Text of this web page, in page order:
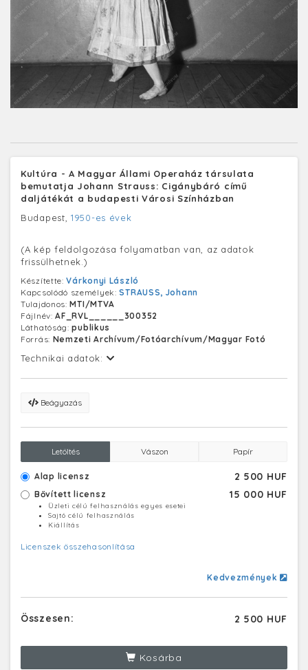
Kultúra - A Magyar Állami Operaház társulata
bemutatja Johann Strauss: Cigánybáró című
daljátékát a budapesti Városi Színházban
Budapest, 1950-es évek
(A kép feldolgozása folyamatban van, az adatok
frissülhetnek.)
Készítette:Várkonyi László
Kapcsolódó személyek:STRAUSS, Johann
Tulajdonos:MTI/MTVA
Fájlnév:AF_RVL______300352
Láthatóság:publikus
Forrás: Nemzeti Archívum/Fotóarchívum/Magyar Fotó
Technikai adatok:
Beágyazás
Letöltés Vászon Papír
Alap licensz 2 500 HUF
Bővített licensz 15 000 HUF
Üzleti célú felhasználás egyes esetei
Sajtó célú felhasználás
Kiállítás
Licenszek összehasonlítása
Kedvezmények
Összesen: 2 500 HUF
Kosárba